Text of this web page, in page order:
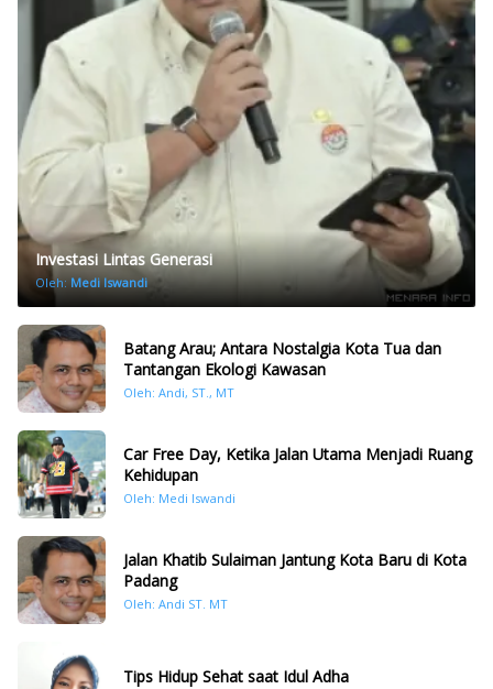
Investasi Lintas Generasi
Oleh: Medi Iswandi
Batang Arau; Antara Nostalgia Kota Tua dan
Tantangan Ekologi Kawasan
Oleh: Andi, ST., MT
Car Free Day, Ketika Jalan Utama Menjadi Ruang
Kehidupan
Oleh: Medi Iswandi
Jalan Khatib Sulaiman Jantung Kota Baru di Kota
Padang
Oleh: Andi ST. MT
Tips Hidup Sehat saat Idul Adha